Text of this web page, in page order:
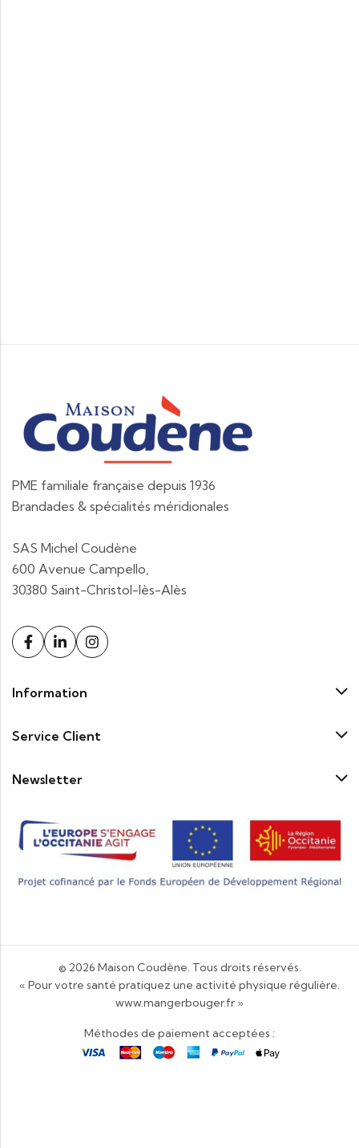
PME familiale française depuis 1936
Brandades & spécialités méridionales
SAS Michel Coudène
600 Avenue Campello,
30380 Saint-Christol-lès-Alès
Information
Service Client
Newsletter
© 2026 Maison Coudène. Tous droits réservés.
« Pour votre santé pratiquez une activité physique régulière.
www.mangerbouger.fr »
Méthodes de paiement acceptées :